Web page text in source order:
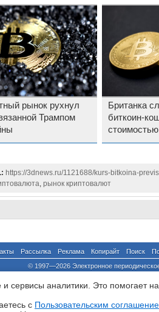
рынок рухнул
Трампом
Британка
биткоин-
https://3dnews.ru/1121688/kurs-bitkoina-
, рынок криптовалют
Рассылка Реклама Копирайт Поиск
© 1997—2026 Электронное
цитировании документа ссылка на сайт с
сервисы аналитики. Это помогает
с Пользовательским